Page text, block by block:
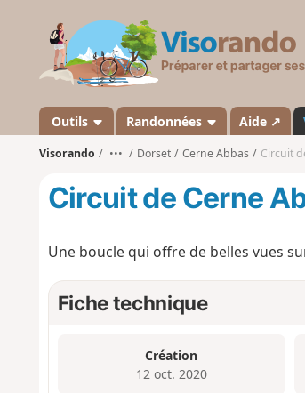
Outils Randonnées Aide ↗
Visorando ••• Dorset Cerne Abbas Circuit
Circuit de Cerne
Une boucle qui offre de belles vues
Fiche technique
Création
12 oct. 2020